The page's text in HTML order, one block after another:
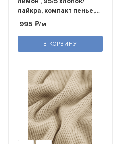
лайкра, компакт пенье,
пл. 360 г/м2, шир.120 см)
995 ₽/м
В КОРЗИНУ